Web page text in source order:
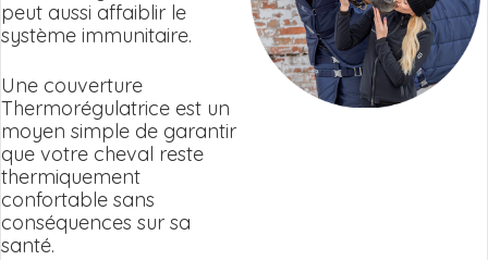
peut aussi affaiblir le
système immunitaire.
Une couverture
Thermorégulatrice est un
moyen simple de garantir
que votre cheval reste
thermiquement
confortable sans
conséquences sur sa
santé.